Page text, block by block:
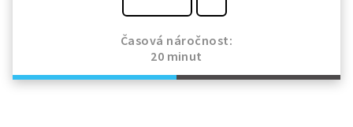
Časová náročnost:
20 minut